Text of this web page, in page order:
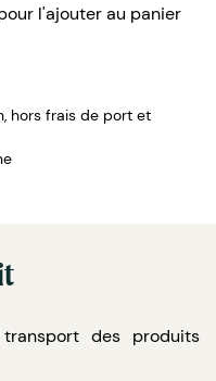
l'ajouter au panier
hors frais de port et
des produits